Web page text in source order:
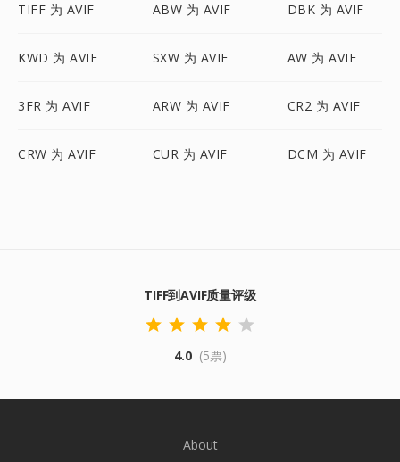
TIFF 为 AVIF ABW 为 AVIF DBK 为 AVIF
KWD 为 AVIF SXW 为 AVIF AW 为 AVIF
3FR 为 AVIF ARW 为 AVIF CR2 为 AVIF
CRW 为 AVIF CUR 为 AVIF DCM 为 AVIF
TIFF到AVIF质量评级
4.0 (5票)
About